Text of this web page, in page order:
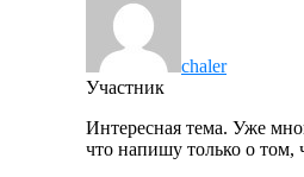
chaler
Участник
Интересная тема. Уже
что напишу только о том,